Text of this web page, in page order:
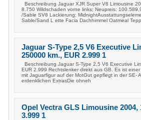
Beschreibung Jaguar XJR Super V8 Limousine
8.750 Wildschaden vorne links; Neupreis:
/Sable SV8 Lackierung:
Sable/Sand L ette Facia Dachhimmel Oatmeal
Jaguar S-Type 2,5 V6 Executive
250000 km., EUR 2.999 1
Beschreibung Jaguar S-Type 2,5 V6 Executive
EUR 2.999 Rechtslenker direkt aus GB. Es ist
mit Jaguarfigur auf der MotGut gepflegt in der SE-
erdenklichen ExtrasDie ohneh
Opel Vectra GLS Limousine 2004,
3.999 1